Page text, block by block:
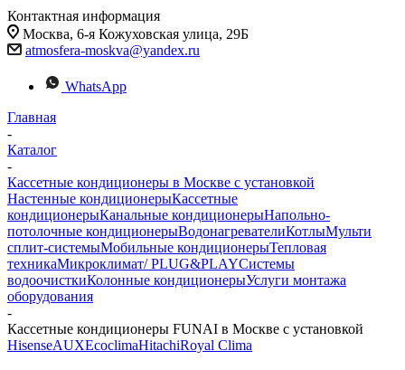
Контактная информация
Москва, 6-я Кожуховская улица, 29Б
atmosfera-moskva@yandex.ru
WhatsApp
Главная
-
Каталог
-
Кассетные кондиционеры в Москве с установкой
Настенные кондиционерыКассетные
кондиционерыКанальные кондиционерыНапольно-
потолочные кондиционерыВодонагревателиКотлыМульти
сплит-системыМобильные кондиционерыТепловая
техникаМикроклимат/ PLUG&PLAYСистемы
водоочисткиКолонные кондиционерыУслуги монтажа
оборудования
-
Кассетные кондиционеры FUNAI в Москве с установкой
HisenseAUXEcoclimaHitachiRoyal Clima